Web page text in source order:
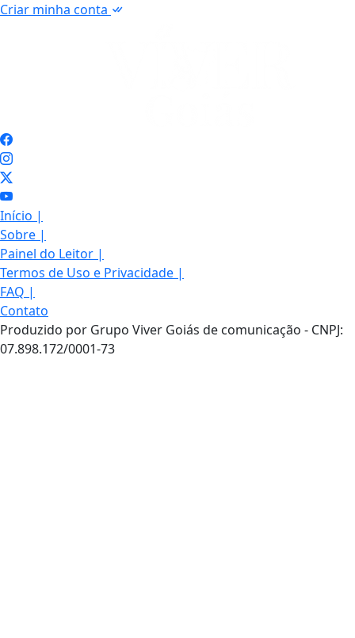
Criar minha conta
Início |
Sobre |
Painel do Leitor |
Termos de Uso e Privacidade |
FAQ |
Contato
Produzido por Grupo Viver Goiás de comunicação - CNPJ:
07.898.172/0001-73